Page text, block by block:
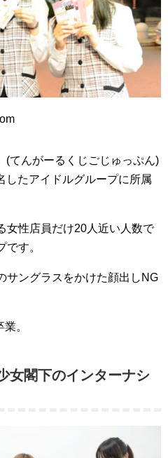
(てんがーるくじごじゅっぷん)
したアイドルグループに所属
女性店員だけ20人近い人数で
す。
サングラスをかけた顔出しNG
。
女閣下のインターナシ